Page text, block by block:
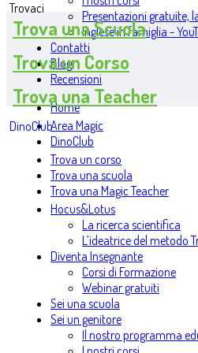
Presentazioni gratuite,
Inglese in famiglia -
Contatti
Blog
Recensioni
Home
Area Magic
DinoClub
Trova un corso
Trova una scuola
Trova una Magic Teacher
Hocus&Lotus
La ricerca scientifica
L’ideatrice del metodo
Diventa Insegnante
Corsi di Formazione
Webinar gratuiti
Sei una scuola
Sei un genitore
Il nostro programma
Trovaci
Trova una Scuola
Trova un Corso
Trova una Teacher
DinoClub